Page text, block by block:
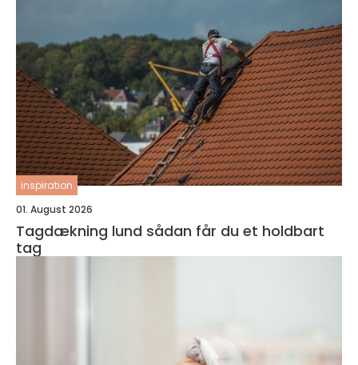
inspiration
01. August 2026
Tagdækning lund sådan får du et holdbart
tag